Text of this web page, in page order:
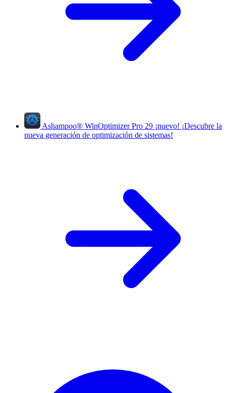
Ashampoo® WinOptimizer Pro 29 ¡nuevo! ¡Descubre la
nueva generación de optimización de sistemas!